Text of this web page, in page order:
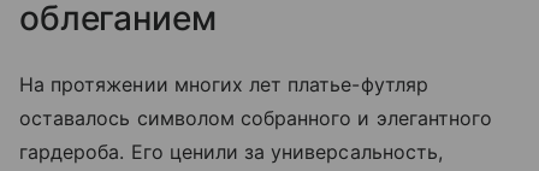
облеганием
На протяжении многих лет платье-футляр
оставалось символом собранного и элегантного
гардероба. Его ценили за универсальность,